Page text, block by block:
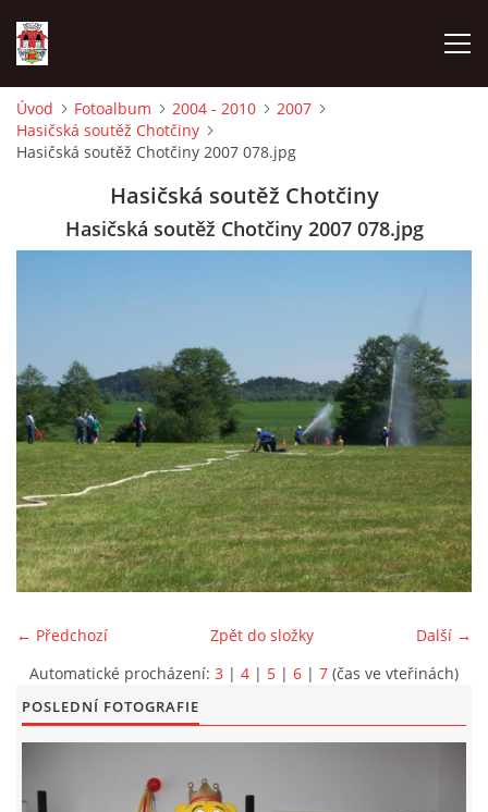
ÚVOD
VIDEA
OBČASNÍK
KONTAKT
© 2026 eStránky.cz
Úvod Fotoalbum 2004 - 2010
2007
Hasičská soutěž Chotčiny
Hasičská soutěž Chotčiny 2007 078.jpg
Hasičská soutěž Chotčiny
Hasičská soutěž Chotčiny 2007 078.jpg
← Předchozí Další →
Zpět do složky
Automatické procházení: 3 | 4 | 5 | 6 | 7 (čas ve vteřinách)
POSLEDNÍ FOTOGRAFIE